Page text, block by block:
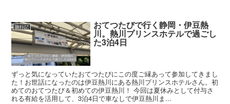
旅行記 おてつたびで行く静岡・伊豆熱
川。熱川プリンスホテルで過ごし
た3泊4日
ずっと気になっていたおてつたびにこの度ご縁あって参加してきまし
た！お世話になったのは伊豆熱川にある熱川プリンスホテルさん。初
めてのおてつたび＆初めての伊豆熱川！ 今回は夏休みとして付与さ
れる有給を活用して、3泊4日で車なしで伊豆熱川ま...